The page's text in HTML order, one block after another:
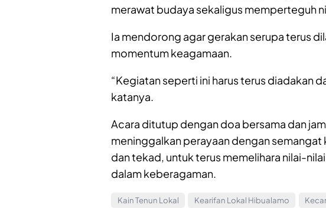
merawat budaya sekaligus memperteguh
Ia mendorong agar gerakan serupa terus
momentum keagamaan.
“Kegiatan seperti ini harus terus diadakan
katanya.
Acara ditutup dengan doa bersama dan
meninggalkan perayaan dengan
dan tekad, untuk terus memelihara nilai-
dalam keberagaman.
Kain Tenun Lokal Kearifan Lokal Hibualamo